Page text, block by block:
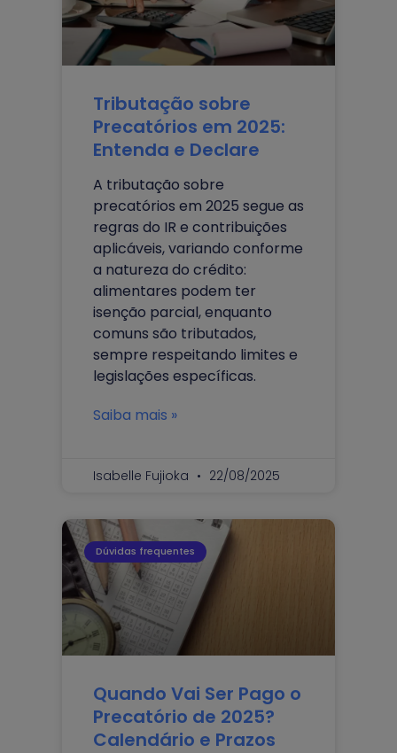
Tributação sobre
Precatórios em 2025:
Entenda e Declare
A tributação sobre
precatórios em 2025 segue as
regras do IR e contribuições
aplicáveis, variando conforme
a natureza do crédito:
alimentares podem ter
isenção parcial, enquanto
comuns são tributados,
sempre respeitando limites e
legislações específicas.
Saiba mais »
Isabelle Fujioka 22/08/2025
Dúvidas frequentes
Quando Vai Ser Pago o
Precatório de 2025?
Calendário e Prazos